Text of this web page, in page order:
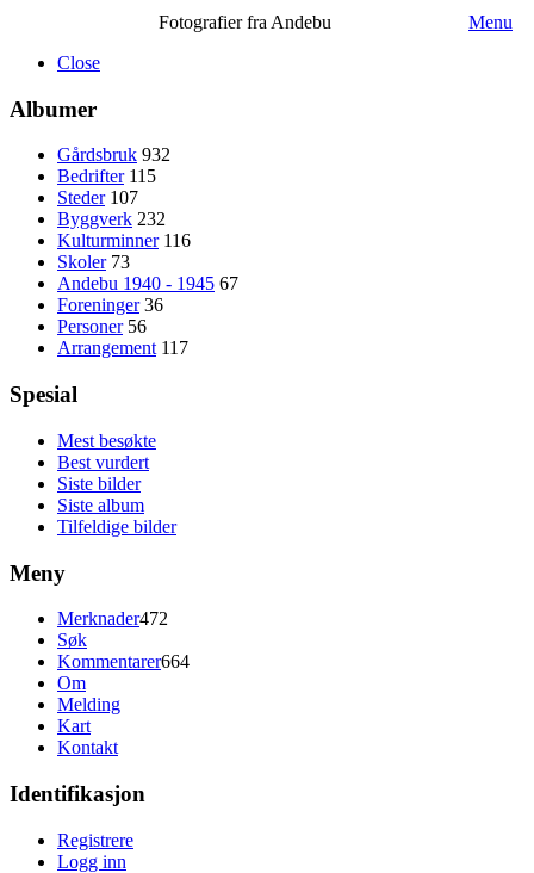
Fotografier fra Andebu
Menu
Close
Albumer
Gårdsbruk 932
Bedrifter 115
Steder 107
Byggverk 232
Kulturminner 116
Skoler 73
Andebu 1940 - 1945 67
Foreninger 36
Personer 56
Arrangement 117
Spesial
Mest besøkte
Best vurdert
Siste bilder
Siste album
Tilfeldige bilder
Meny
Merknader472
Søk
Kommentarer664
Om
Melding
Kart
Kontakt
Identifikasjon
Registrere
Logg inn